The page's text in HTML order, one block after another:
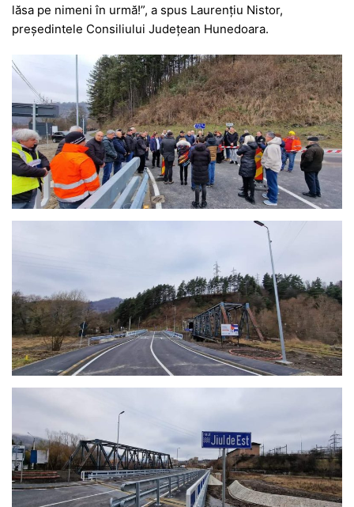
lăsa pe nimeni în urmă!”, a spus Laurențiu Nistor,
președintele Consiliului Județean Hunedoara.